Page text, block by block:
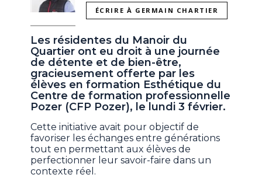
ÉCRIRE À GERMAIN CHARTIER
Les résidentes du Manoir du
Quartier ont eu droit à une journée
de détente et de bien-être,
gracieusement offerte par les
élèves en formation Esthétique du
Centre de formation professionnelle
Pozer (CFP Pozer), le lundi 3 février.
Cette initiative avait pour objectif de
favoriser les échanges entre générations
tout en permettant aux élèves de
perfectionner leur savoir-faire dans un
contexte réel.